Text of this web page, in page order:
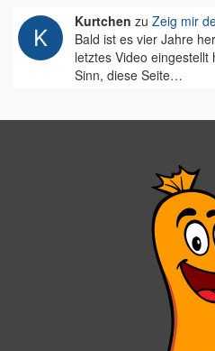
Kurtchen zu Zeig mir
Bald ist es vier Jahre
letztes Video
Sinn, diese Seite…